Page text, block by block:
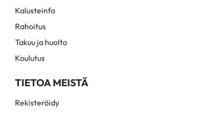
Kalusteinfo
Rahoitus
Takuu ja huolto
Koulutus
TIETOA MEISTÄ
Rekisteröidy